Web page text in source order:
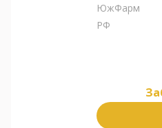
ЮжФарм
РФ